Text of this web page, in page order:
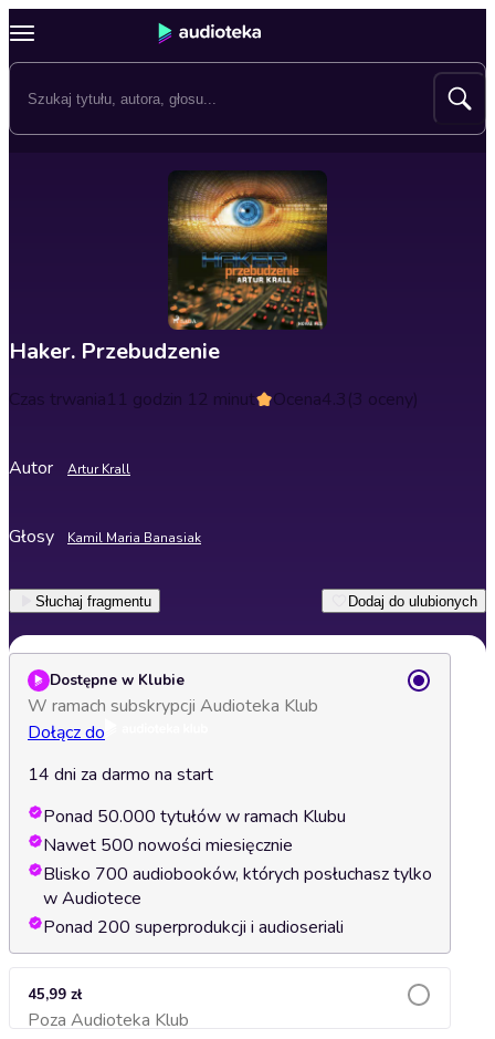
Haker. Przebudzenie
Czas trwania11 godzin 12 minut Ocena4.3(3 oceny)
Autor Artur Krall
Głosy Kamil Maria Banasiak
Słuchaj fragmentu Dodaj do ulubionych
Dostępne w Klubie
W ramach subskrypcji Audioteka Klub
Dołącz do
14 dni za darmo na start
Ponad 50.000 tytułów w ramach Klubu
Nawet 500 nowości miesięcznie
Blisko 700 audiobooków, których posłuchasz tylko
w Audiotece
Ponad 200 superprodukcji i audioseriali
45,99 zł
Poza Audioteka KlubDodaj do koszyka